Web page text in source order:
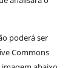
poderá ser
Commons